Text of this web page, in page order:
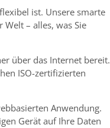
ist. Unsere smarte
– alles, was Sie
über das Internet bereit.
ISO-zertifizierten
Anwendung.
Gerät auf Ihre Daten